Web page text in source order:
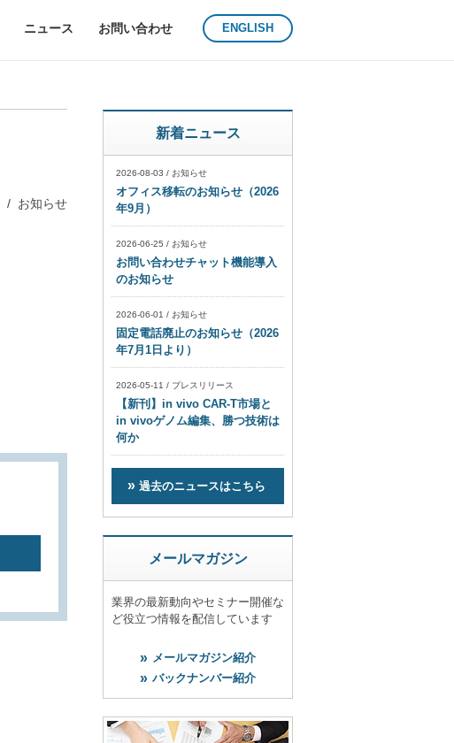
ニュース お問い合わせ ENGLISH
/ お知らせ
新着ニュース
2026-08-03 / お知らせ
オフィス移転のお知らせ（2026
年9月）
2026-06-25 / お知らせ
お問い合わせチャット機能導入
のお知らせ
2026-06-01 / お知らせ
固定電話廃止のお知らせ（2026
年7月1日より）
2026-05-11 / プレスリリース
【新刊】in vivo CAR-T市場と
in vivoゲノム編集、勝つ技術は
何か
過去のニュースはこちら
メールマガジン
業界の最新動向やセミナー開催な
ど役立つ情報を配信しています
メールマガジン紹介
バックナンバー紹介